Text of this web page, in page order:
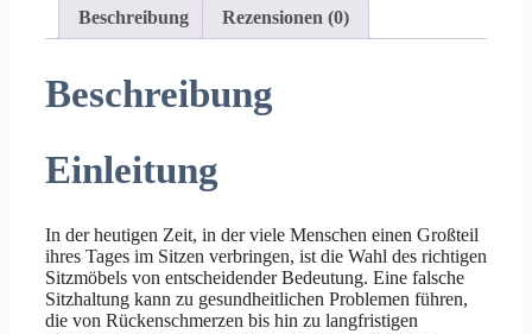
Beschreibung Rezensionen (0)
Beschreibung
Einleitung
In der heutigen Zeit, in der viele Menschen einen Großteil
ihres Tages im Sitzen verbringen, ist die Wahl des richtigen
Sitzmöbels von entscheidender Bedeutung. Eine falsche
Sitzhaltung kann zu gesundheitlichen Problemen führen,
die von Rückenschmerzen bis hin zu langfristigen